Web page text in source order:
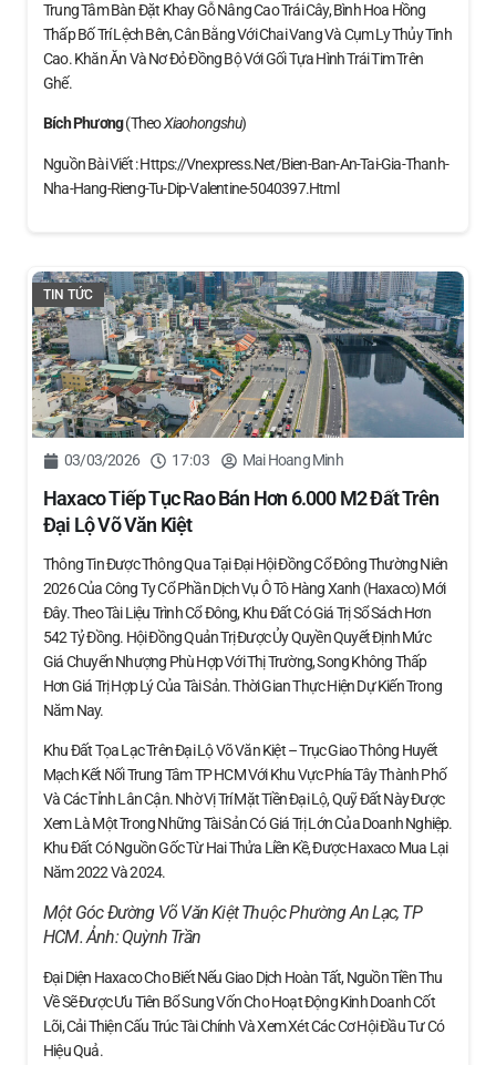
Trung Tâm Bàn Đặt Khay Gỗ Nâng Cao Trái Cây, Bình Hoa Hồng
Thấp Bố Trí Lệch Bên, Cân Bằng Với Chai Vang Và Cụm Ly Thủy Tinh
Cao. Khăn Ăn Và Nơ Đỏ Đồng Bộ Với Gối Tựa Hình Trái Tim Trên
Ghế.
Bích Phương(theoXiaohongshu)
Nguồn Bài Viết : Https://vnexpress.net/bien-Ban-An-Tai-Gia-Thanh-
Nha-Hang-Rieng-Tu-Dip-Valentine-5040397.html
TIN TỨC
03/03/2026 17:03 Mai Hoang Minh
Haxaco Tiếp Tục Rao Bán Hơn 6.000 M2 Đất Trên
Đại Lộ Võ Văn Kiệt
Thông Tin Được Thông Qua Tại Đại Hội Đồng Cổ Đông Thường Niên
2026 Của Công Ty Cổ Phần Dịch Vụ Ô Tô Hàng Xanh (Haxaco) Mới
Đây. Theo Tài Liệu Trình Cổ Đông, Khu Đất Có Giá Trị Sổ Sách Hơn
542 Tỷ Đồng. Hội Đồng Quản Trị Được Ủy Quyền Quyết Định Mức
Giá Chuyển Nhượng Phù Hợp Với Thị Trường, Song Không Thấp
Hơn Giá Trị Hợp Lý Của Tài Sản. Thời Gian Thực Hiện Dự Kiến Trong
Năm Nay.
Khu Đất Tọa Lạc Trên Đại Lộ Võ Văn Kiệt – Trục Giao Thông Huyết
Mạch Kết Nối Trung Tâm TP HCM Với Khu Vực Phía Tây Thành Phố
Và Các Tỉnh Lân Cận. Nhờ Vị Trí Mặt Tiền Đại Lộ, Quỹ Đất Này Được
Xem Là Một Trong Những Tài Sản Có Giá Trị Lớn Của Doanh Nghiệp.
Khu Đất Có Nguồn Gốc Từ Hai Thửa Liền Kề, Được Haxaco Mua Lại
Năm 2022 Và 2024.
Một Góc Đường Võ Văn Kiệt Thuộc Phường An Lạc, TP
HCM. Ảnh:Quỳnh Trần
Đại Diện Haxaco Cho Biết Nếu Giao Dịch Hoàn Tất, Nguồn Tiền Thu
Về Sẽ Được Ưu Tiên Bổ Sung Vốn Cho Hoạt Động Kinh Doanh Cốt
Lõi, Cải Thiện Cấu Trúc Tài Chính Và Xem Xét Các Cơ Hội Đầu Tư Có
Hiệu Quả.